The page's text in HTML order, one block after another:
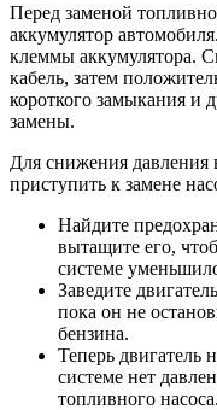
Перед заменой
аккумулятор
клеммы аккумулятора.
кабель, затем
короткого замыкания и
замены.
Для снижения давления
приступить к замене
Найдите
вытащите его,
системе
Заведите
пока он не
бензина.
Теперь двигатель
системе нет
топливного насоса.